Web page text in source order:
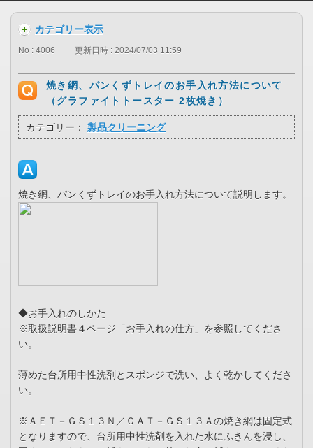
カテゴリー表示
No : 4006 更新日時 : 2024/07/03 11:59
焼き網、パンくずトレイのお手入れ方法について
（グラファイトトースター 2枚焼き）
カテゴリー： 製品クリーニング
焼き網、パンくずトレイのお手入れ方法について説明します。
◆お手入れのしかた
※取扱説明書４ページ「お手入れの仕方」を参照してくださ
い。
薄めた台所用中性洗剤とスポンジで洗い、よく乾かしてくださ
い。
※ＡＥＴ－ＧＳ１３Ｎ／ＣＡＴ－ＧＳ１３Ａの焼き網は固定式
となりますので、台所用中性洗剤を入れた水にふきんを浸し、